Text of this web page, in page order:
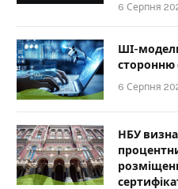
6 Серпня
ШІ-
сторонню
6 Серпня
НБУ